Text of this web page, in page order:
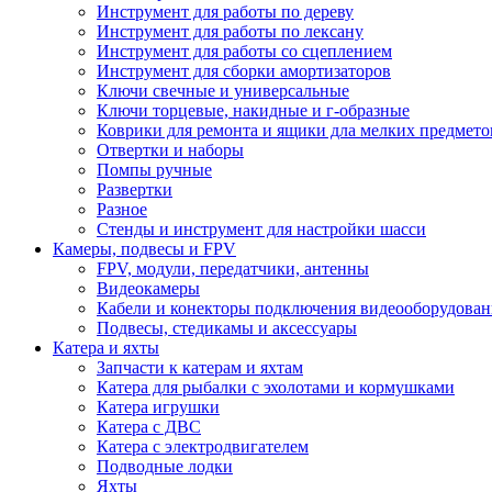
Инструмент для работы по дереву
Инструмент для работы по лексану
Инструмент для работы со сцеплением
Инструмент для сборки амортизаторов
Ключи свечные и универсальные
Ключи торцевые, накидные и г-образные
Коврики для ремонта и ящики дла мелких
Отвертки и наборы
Помпы ручные
Развертки
Разное
Стенды и инструмент для настройки шасси
Камеры, подвесы и FPV
FPV, модули, передатчики, антенны
Видеокамеры
Кабели и конекторы подключения
Подвесы, стедикамы и аксессуары
Катера и яхты
Запчасти к катерам и яхтам
Катера для рыбалки с эхолотами и кормушками
Катера игрушки
Катера с ДВС
Катера с электродвигателем
Подводные лодки
Яхты